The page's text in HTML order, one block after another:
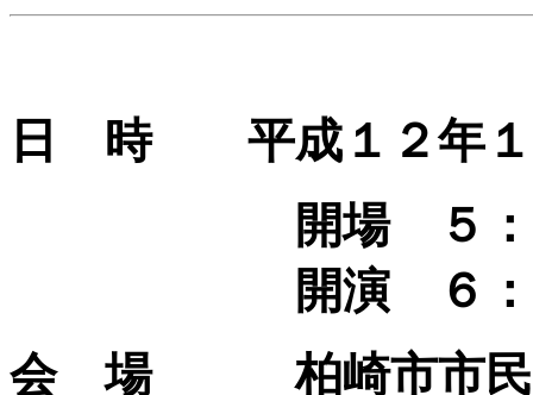
日 時 平成１２年
開場 ５：
開演 ６：
会 場 柏崎市市民